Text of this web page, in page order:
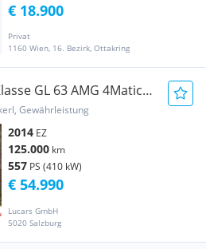
Privat
1160 Wien, 16. Bezirk, Ottakring
€ 18.900
GL 63 AMG 4Matic
...
Gewährleistung
2014 EZ
125.000 km
557 PS (410 kW)
Lucars GmbH
5020 Salzburg
€ 54.990